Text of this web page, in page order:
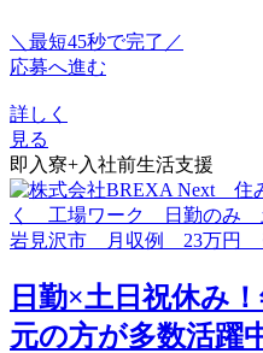
＼最短45秒で完了／
応募へ進む
詳しく
見る
即入寮+入社前生活支援
日勤×土日祝休み
元の方が多数活躍